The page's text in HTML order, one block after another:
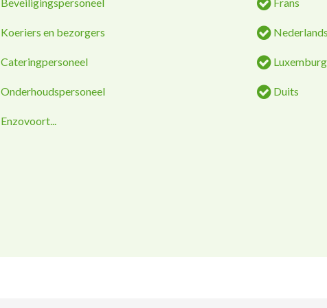
Koeriers en bezorgers
Cateringpersoneel
Onderhoudspersoneel
Enzovoort...
Duits